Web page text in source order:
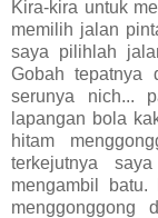
Kira-kira untuk
memilih jalan
saya pilihlah
Gobah tepatnya
serunya nich...
lapangan bola
hitam
terkejutnya
mengambil
menggonggong